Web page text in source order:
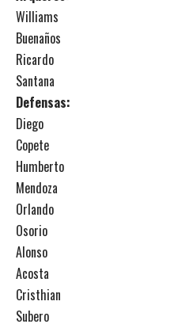
Williams
Buenaños
Ricardo
Santana
Defensas:
Diego
Copete
Humberto
Mendoza
Orlando
Osorio
Alonso
Acosta
Cristhian
Subero